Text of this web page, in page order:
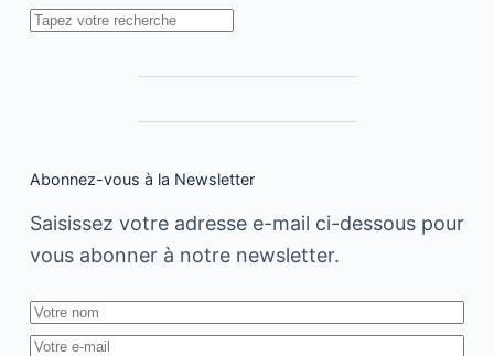
à
Skype,
Rechercher
Abonnez-vous à la Newsletter
Saisissez votre adresse e-mail ci-dessous pour
vous abonner à notre newsletter.